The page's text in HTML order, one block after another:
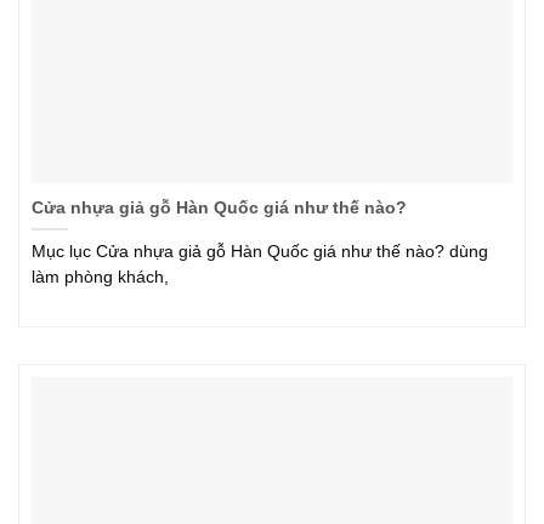
Cửa nhựa giả gỗ Hàn Quốc giá như thế nào?
Mục lục Cửa nhựa giả gỗ Hàn Quốc giá như thế nào? dùng
làm phòng khách,